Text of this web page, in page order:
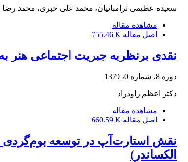
سعیده عظیمی ترامبانیان، محمد علی خبری، محمد
مشاهده مقاله
اصل مقاله 755.46 K
نقدی برنظریه جبریت اجتماعی هنر
دوره 8، شماره 0، 1379
دکتر اعظم راودراد
مشاهده مقاله
اصل مقاله 660.59 K
نقش استارت‌آپ در توسعه بوم‌گردی
الکساندر)